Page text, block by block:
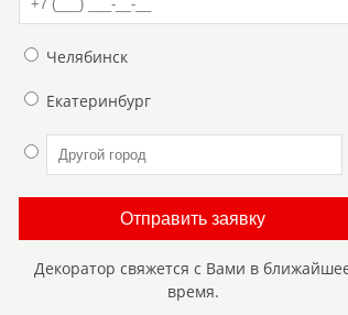
Челябинск
Екатеринбург
Отправить заявку
Декоратор свяжется с Вами в
время.